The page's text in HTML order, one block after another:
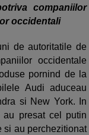
companiilor
occidentali
de autoritatile de
occidentale
pornind de la
Audi aduceau
si New York. In
au presat cel putin
si au perchezitionat